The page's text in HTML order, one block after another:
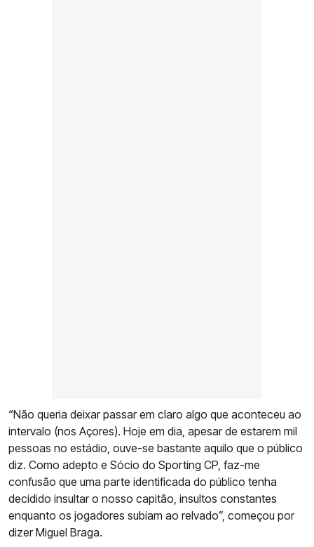
“Não queria deixar passar em claro algo que aconteceu ao
intervalo (nos Açores). Hoje em dia, apesar de estarem mil
pessoas no estádio, ouve-se bastante aquilo que o público
diz. Como adepto e Sócio do Sporting CP, faz-me
confusão que uma parte identificada do público tenha
decidido insultar o nosso capitão, insultos constantes
enquanto os jogadores subiam ao relvado”, começou por
dizer Miguel Braga.